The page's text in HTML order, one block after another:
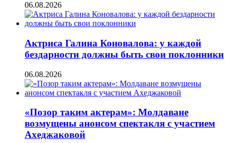
06.08.2026
Актриса Галина Коновалова: у каждой
бездарности должны быть свои поклонники
06.08.2026
«Позор таким актерам»: Молдаване
возмущены анонсом спектакля с участием
Ахеджаковой